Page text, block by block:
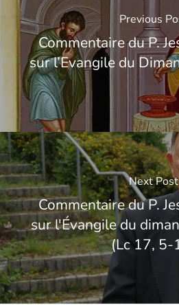
Previous
Commentaire du P.
sur l’Evangile du
Next Post
Commentaire du P.
sur l'Évangile du
(Lc 17, 5-